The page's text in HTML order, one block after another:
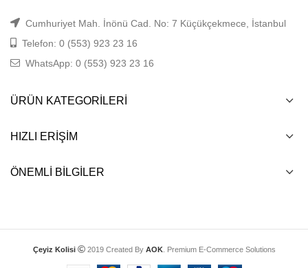
Cumhuriyet Mah. İnönü Cad. No: 7 Küçükçekmece, İstanbul
Telefon: 0 (553) 923 23 16
WhatsApp: 0 (553) 923 23 16
ÜRÜN KATEGORILERI
HIZLI ERIŞIM
ÖNEMLI BILGILER
Çeyiz Kolisi 2019 Created By AOK. Premium E-Commerce Solutions